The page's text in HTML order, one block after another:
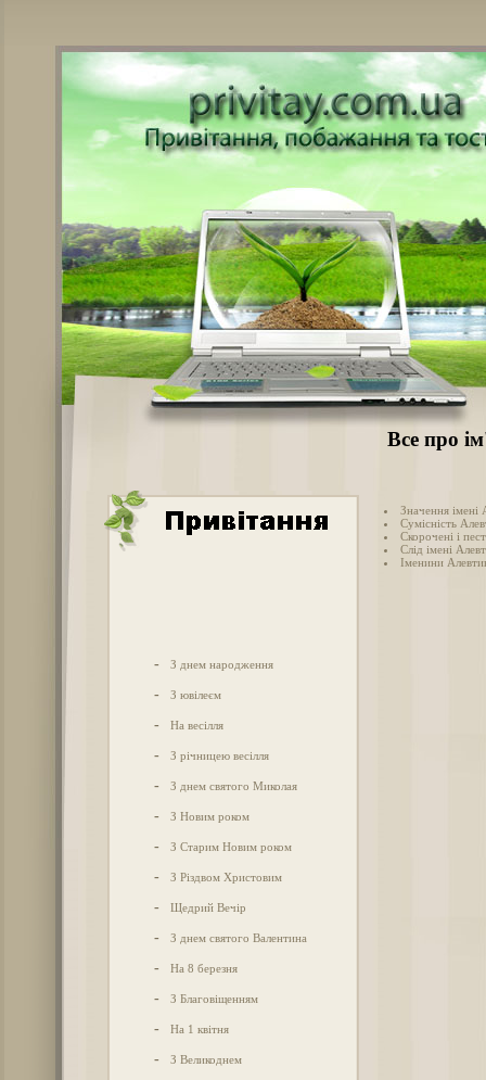
Все про
- З днем народження
- З ювілеєм
- На весілля
- З річницею весілля
- З днем святого Миколая
- З Новим роком
- З Старим Новим роком
- З Різдвом Христовим
- Щедрий Вечір
- З днем святого Валентина
- На 8 березня
- З Благовіщенням
- На 1 квітня
- З Великоднем
Значення імені
Сумісність
Скорочені і
Слід імені
Іменини